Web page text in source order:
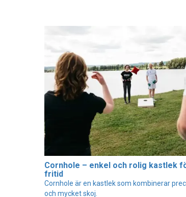
Cornhole – enkel och rolig kastlek
fritid
Cornhole är en kastlek som kombinerar
och mycket skoj.